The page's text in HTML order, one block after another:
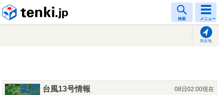
検索 メニュー
現在地
台風13号情報
08日02:00現在